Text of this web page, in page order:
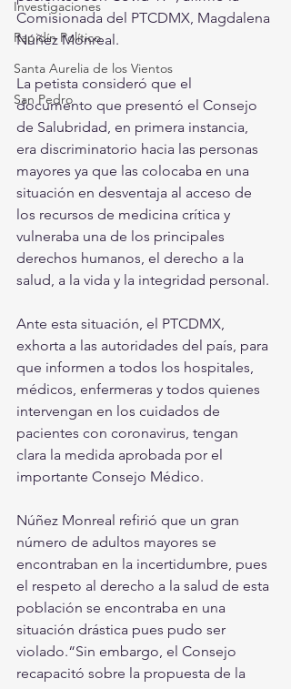
Investigaciones
Rapidín Político
Santa Aurelia de los Vientos
San Pedro
Comisionada del PTCDMX, Magdalena
Núñez Monreal.
La petista consideró que el
documento que presentó el Consejo
de Salubridad, en primera instancia,
era discriminatorio hacia las personas
mayores ya que las colocaba en una
situación en desventaja al acceso de
los recursos de medicina crítica y
vulneraba una de los principales
derechos humanos, el derecho a la
salud, a la vida y la integridad personal.
Ante esta situación, el PTCDMX,
exhorta a las autoridades del país, para
que informen a todos los hospitales,
médicos, enfermeras y todos quienes
intervengan en los cuidados de
pacientes con coronavirus, tengan
clara la medida aprobada por el
importante Consejo Médico.
Núñez Monreal refirió que un gran
número de adultos mayores se
encontraban en la incertidumbre, pues
el respeto al derecho a la salud de esta
población se encontraba en una
situación drástica pues pudo ser
violado.“Sin embargo, el Consejo
recapacitó sobre la propuesta de la